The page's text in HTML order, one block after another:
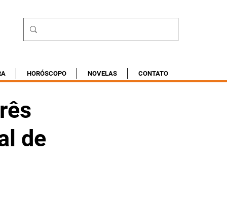
HORÓSCOPO NOVELAS CONTATO
de